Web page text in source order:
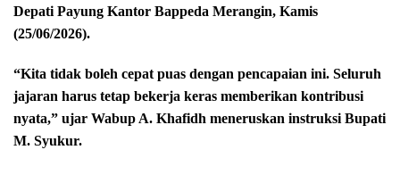
Depati Payung Kantor Bappeda Merangin, Kamis
(25/06/2026).
“Kita tidak boleh cepat puas dengan pencapaian ini. Seluruh
jajaran harus tetap bekerja keras memberikan kontribusi
nyata,” ujar Wabup A. Khafidh meneruskan instruksi Bupati
M. Syukur.